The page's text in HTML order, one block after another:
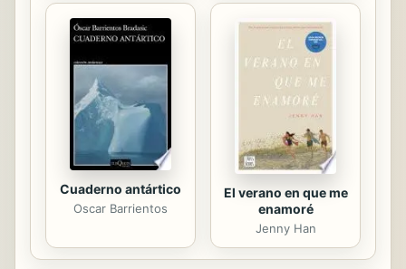
Cuaderno antártico
Oscar Barrientos
El verano en que me
enamoré
Jenny Han